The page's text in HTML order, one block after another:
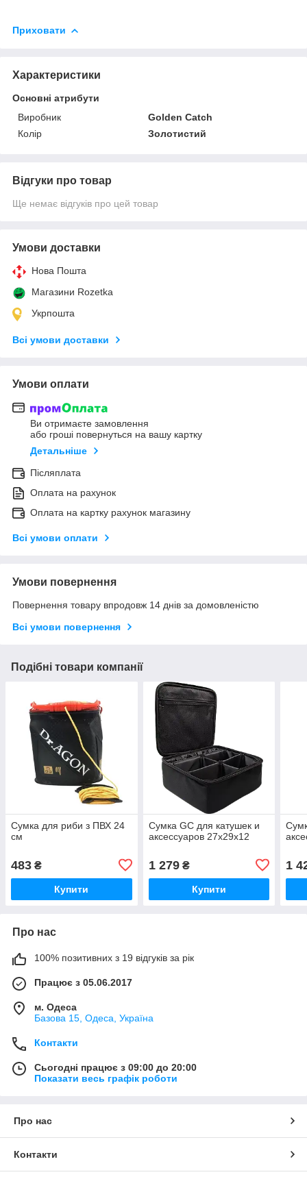
Приховати
Характеристики
Основні атрибути
Виробник
Golden Catch
Колір
Золотистий
Відгуки про товар
Ще немає відгуків про цей товар
Умови доставки
Нова Пошта
Магазини Rozetka
Укрпошта
Всі умови доставки
Умови оплати
Ви отримаєте замовлення
або гроші повернуться на вашу картку
Детальніше
Післяплата
Оплата на рахунок
Оплата на картку рахунок магазину
Всі умови оплати
Умови повернення
Повернення товару впродовж 14 днів за домовленістю
Всі умови повернення
Подібні товари компанії
Сумка для риби з ПВХ 24
см
483 ₴
Купити
Сумка GC для катушек и
аксессуаров 27х29х12
1 279₴
Купити
1
Про нас
100% позитивних з 19 відгуків за рік
Працює з 05.06.2017
м. Одеса
Базова 15, Одеса, Україна
Контакти
Сьогодні працює з 09:00 до 20:00
Показати весь графік роботи
Про нас
Контакти